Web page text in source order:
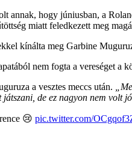
annak, hogy júniusban, a
miatt feledkezett meg
kínálta meg Garbine
nem fogta a vereséget a
a vesztes meccs után.
de ez nagyon nem volt
😢 pic.twitter.com/